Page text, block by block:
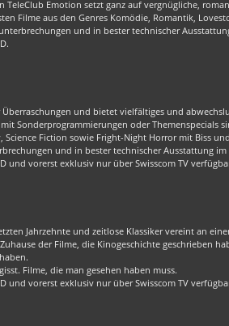
TeleClub Emotion setzt ganz auf vergnügliche,
Filme aus den Genres Komödie, Romantik,
und in bester technischer
und bietet vielfältiges und
Sonderprogrammierungen oder Themenspecials
Science Fiction sowie Fright-Night Horror mit Biss
und in bester technischer Ausstattung
und vorerst exklusiv nur über Swisscom TV
Jahrzehnte und zeitlose Klassiker vereint an
der Filme, die Kinogeschichte geschrieben
Filme, die man gesehen haben muss.
und vorerst exklusiv nur über Swisscom TV